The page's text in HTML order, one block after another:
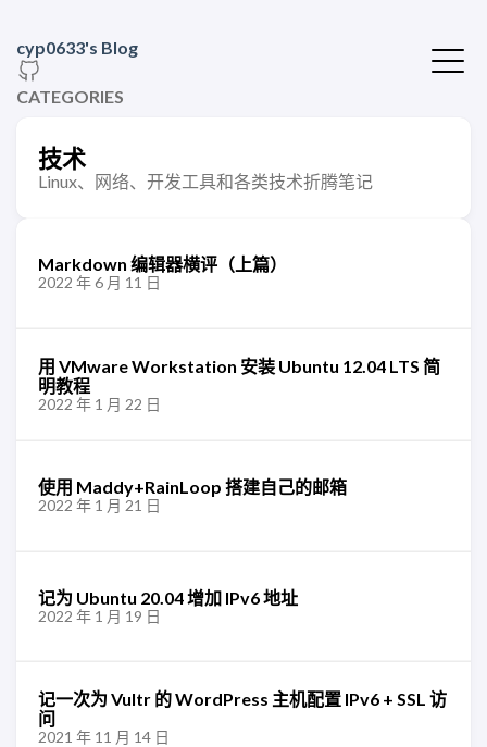
cyp0633's Blog
CATEGORIES
技术
Linux、网络、开发工具和各类技术折腾笔记
Markdown 编辑器横评（上篇）
2022 年 6 月 11 日
用 VMware Workstation 安装 Ubuntu 12.04 LTS 简
明教程
2022 年 1 月 22 日
使用 Maddy+RainLoop 搭建自己的邮箱
2022 年 1 月 21 日
记为 Ubuntu 20.04 增加 IPv6 地址
2022 年 1 月 19 日
记一次为 Vultr 的 WordPress 主机配置 IPv6 + SSL 访
问
2021 年 11 月 14 日